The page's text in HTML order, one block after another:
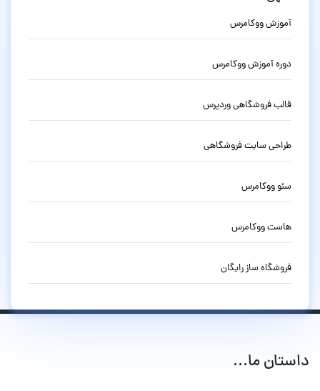
آموزش ووکامرس
دوره آموزش ووکامرس
قالب فروشگاهی وردپرس
طراحی سایت فروشگاهی
سئو ووکامرس
هاست ووکامرس
فروشگاه ساز رایگان
داستان ما...